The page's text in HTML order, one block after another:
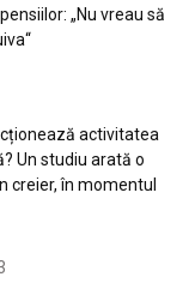
„Nu vreau să
activitatea
Un studiu arată o
creier, în momentul